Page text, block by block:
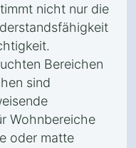
nicht nur die
Bereichen
sind
Wohnbereiche
oder matte